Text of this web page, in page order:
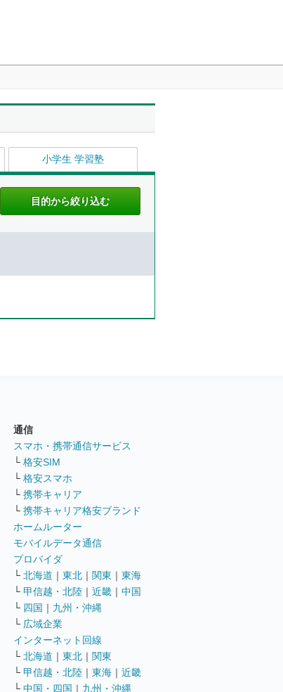
小学生 学習塾
通信
スマホ・携帯通信サービス
└ 格安SIM
└ 格安スマホ
└ 携帯キャリア
└ 携帯キャリア格安ブランド
ホームルーター
モバイルデータ通信
プロバイダ
└ 北海道 ｜ 東北 ｜ 関東 ｜ 東海
└ 甲信越・北陸 ｜ 近畿 ｜ 中国
└ 四国 ｜ 九州・沖縄
└ 広域企業
インターネット回線
└ 北海道 ｜ 東北 ｜ 関東
└ 甲信越・北陸 ｜ 東海 ｜ 近畿
└ 中国・四国 ｜ 九州・沖縄